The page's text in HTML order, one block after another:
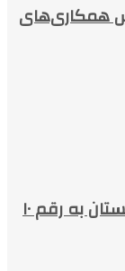
همکاری‌های
افزایش حجم تجارت بین ایران و پاکستان به رقم ۱۰